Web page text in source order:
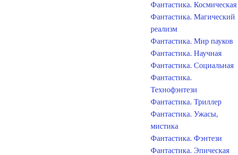
Фантастика. Космическая
Фантастика. Магический
реализм
Фантастика. Мир пауков
Фантастика. Научная
Фантастика. Социальная
Фантастика.
Технофэнтези
Фантастика. Триллер
Фантастика. Ужасы,
мистика
Фантастика. Фэнтези
Фантастика. Эпическая